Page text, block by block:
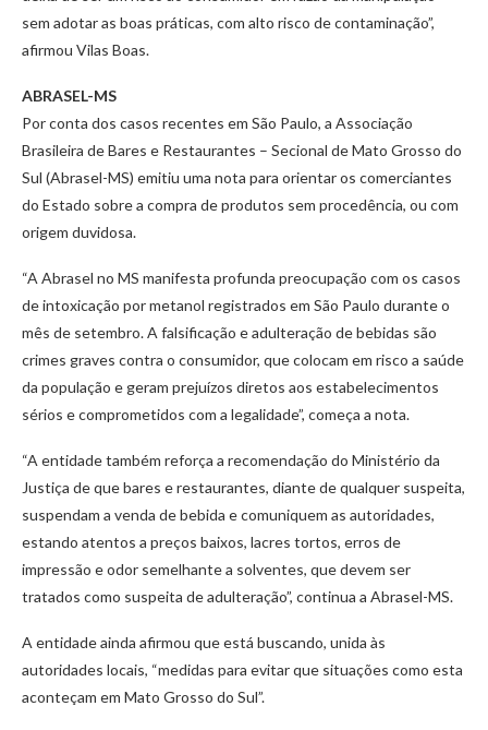
sem adotar as boas práticas, com alto risco de contaminação”,
afirmou Vilas Boas.
ABRASEL-MS
Por conta dos casos recentes em São Paulo, a Associação
Brasileira de Bares e Restaurantes – Secional de Mato Grosso do
Sul (Abrasel-MS) emitiu uma nota para orientar os comerciantes
do Estado sobre a compra de produtos sem procedência, ou com
origem duvidosa.
“A Abrasel no MS manifesta profunda preocupação com os casos
de intoxicação por metanol registrados em São Paulo durante o
mês de setembro. A falsificação e adulteração de bebidas são
crimes graves contra o consumidor, que colocam em risco a saúde
da população e geram prejuízos diretos aos estabelecimentos
sérios e comprometidos com a legalidade”, começa a nota.
“A entidade também reforça a recomendação do Ministério da
Justiça de que bares e restaurantes, diante de qualquer suspeita,
suspendam a venda de bebida e comuniquem as autoridades,
estando atentos a preços baixos, lacres tortos, erros de
impressão e odor semelhante a solventes, que devem ser
tratados como suspeita de adulteração”, continua a Abrasel-MS.
A entidade ainda afirmou que está buscando, unida às
autoridades locais, “medidas para evitar que situações como esta
aconteçam em Mato Grosso do Sul”.